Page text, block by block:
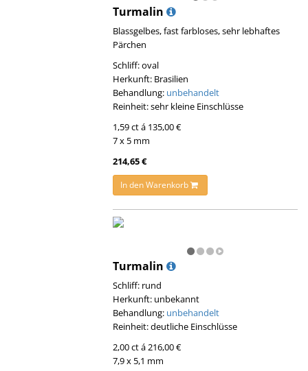
Turmalin
Blassgelbes, fast farbloses, sehr lebhaftes
Pärchen
Schliff: oval
Herkunft: Brasilien
Behandlung: unbehandelt
Reinheit: sehr kleine Einschlüsse
1,59 ct á 135,00 €
7 x 5 mm
214,65 €
In den Warenkorb
Turmalin
Schliff: rund
Herkunft: unbekannt
Behandlung: unbehandelt
Reinheit: deutliche Einschlüsse
2,00 ct á 216,00 €
7,9 x 5,1 mm